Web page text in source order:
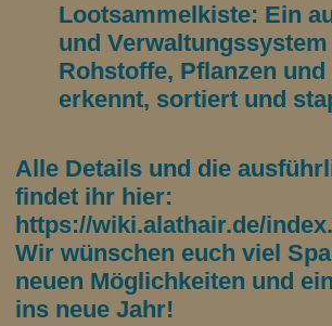
Lootsammelkiste: Ein
und
Rohstoffe, Pflanzen
erkennt, sortiert und
Alle Details und die
findet ihr hier:
https://wiki.alathair.de/
Wir wünschen euch viel
neuen Möglichkeiten und
ins neue Jahr!